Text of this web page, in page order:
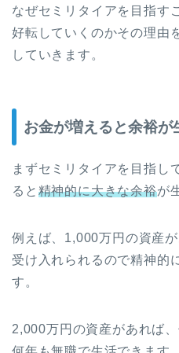
なぜセミリタイアを目指す
好転していくのかその理由
していきます。
お金が増えると余裕が
まずセミリタイアを目指し
ると 精神的に大きな余裕が
例えば、1,000万円の資産
受け入れられるので精神的
す。
2,000万円の資産があれば